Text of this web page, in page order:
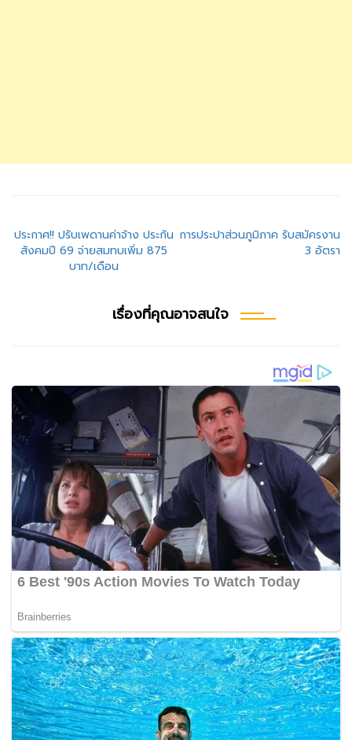
แนะแนว
เรื่อง
ประกาศ!! ปรับเพดานค่าจ้าง ประกัน
สังคมปี 69 จ่ายสมทบเพิ่ม 875
บาท/เดือน
การประปาส่วนภูมิภาค รับสมัครงาน
3 อัตรา
เรื่องที่คุณอาจสนใจ